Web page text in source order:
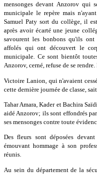
mensonges devant Anzorov qui
municipale le repère mais
Samuel Paty sort du collège, il
après avoir écarté une jeune
savourent les bonbons qu'ils ont
affolés qui ont découvert le
municipale. Ce sont bientôt
Anzorov, cerné, refuse de se
Victoire Lanion, qui n'avaient
cette dernière journée de classe,
Tahar Amara, Kader et Bachira
aidé Anzorov; ils sont effondrés
ses mensonges contre toute
Des fleurs sont déposées
émouvant hommage à son
réunis.
Au sein du département de la